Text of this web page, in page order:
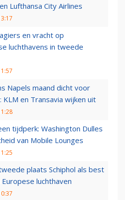
Lufthansa City Airlines
en vracht op
luchthavens in tweede
Napels maand dicht voor
KLM en Transavia wijken uit
tijdperk: Washington Dulles
van Mobile Lounges
plaats Schiphol als best
luchthaven